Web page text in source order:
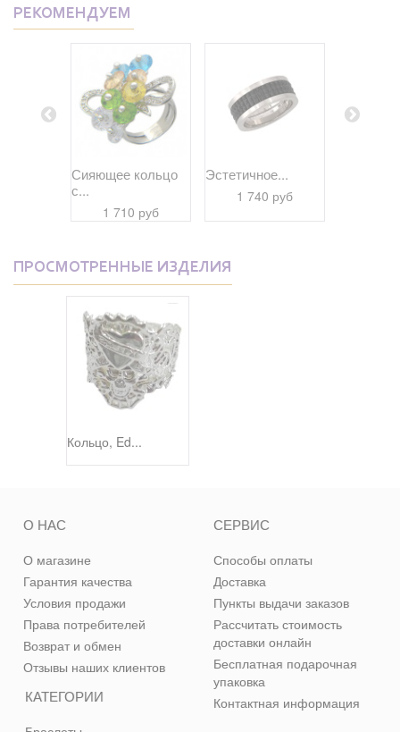
РЕКОМЕНДУЕМ
Сияющее кольцо
с...
1 710 руб
Эстетичное...
1 740 руб
ПРОСМОТРЕННЫЕ ИЗДЕЛИЯ
Кольцо, Ed...
КАТЕГОРИИ
О НАС
О магазине
Гарантия качества
Условия продажи
Права потребителей
Возврат и обмен
Отзывы наших клиентов
СЕРВИС
Способы оплаты
Доставка
Пункты выдачи заказов
Рассчитать стоимость
доставки онлайн
Бесплатная подарочная
упаковка
Контактная информация